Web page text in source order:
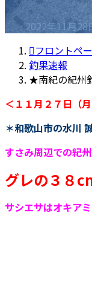
2022年11月28
フロントペ
釣果速報
★南紀の紀州
＜１１月２７日（
＊和歌山市の水川
すさみ周辺での紀
グレの３８
サシエサはオキアミ